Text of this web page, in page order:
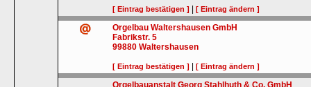
[ Eintrag bestätigen ] |[ Eintrag ändern ]
Orgelbau Waltershausen GmbH
Fabrikstr. 5
99880 Waltershausen
[ Eintrag bestätigen ] |[ Eintrag ändern ]
Orgelbauanstalt Georg Stahlhuth & Co. GmbH